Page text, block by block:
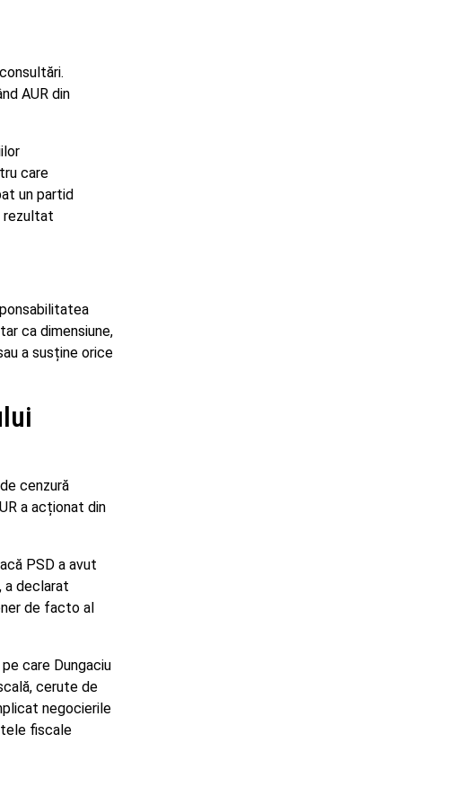
AUR din
care
un partid
rezultat
ca dimensiune,
a susține orice
cenzură
a acționat din
PSD a avut
a declarat
de facto al
care Dungaciu
cerute de
negocierile
fiscale